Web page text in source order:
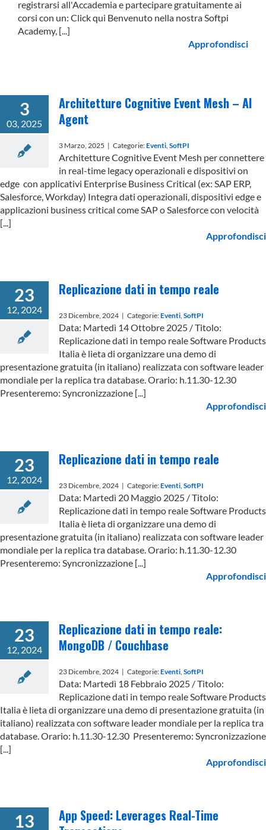
registrarsi all'Accademia e partecipare gratuitamente ai
corsi con un: Click qui Benvenuto nella nostra Softpi
Academy, [...]
Approfondisci
3
03, 2025
Architetture Cognitive Event Mesh – AI
Agent
3 Marzo, 2025 | Categorie:Eventi, SoftPI
Architetture Cognitive Event Mesh per connettere
in real-time legacy operazionali e dispositivi on
edge con applicativi Enterprise Business Critical (ex: SAP ERP,
Salesforce, Workday) Integra dati operazionali, dispositivi edge e
applicazioni business critical come SAP o Salesforce con velocità
[...]
Approfondisci
23
12, 2024
Replicazione dati in tempo reale
23 Dicembre, 2024 | Categorie:Eventi, SoftPI
Data: Martedì 14 Ottobre 2025 / Titolo:
Replicazione dati in tempo reale Software Products
Italia è lieta di organizzare una demo di
presentazione gratuita (in italiano) realizzata con software leader
mondiale per la replica tra database. Orario: h.11.30-12.30
Presenteremo: Syncronizzazione [...]
Approfondisci
23
12, 2024
Replicazione dati in tempo reale
23 Dicembre, 2024 | Categorie:Eventi, SoftPI
Data: Martedì 20 Maggio 2025 / Titolo:
Replicazione dati in tempo reale Software Products
Italia è lieta di organizzare una demo di
presentazione gratuita (in italiano) realizzata con software leader
mondiale per la replica tra database. Orario: h.11.30-12.30
Presenteremo: Syncronizzazione [...]
Approfondisci
23
12, 2024
Replicazione dati in tempo reale:
MongoDB / Couchbase
23 Dicembre, 2024 | Categorie:Eventi, SoftPI
Data: Martedì 18 Febbraio 2025 / Titolo:
Replicazione dati in tempo reale Software Products
Italia è lieta di organizzare una demo di presentazione gratuita (in
italiano) realizzata con software leader mondiale per la replica tra
database. Orario: h.11.30-12.30 Presenteremo: Syncronizzazione
[...]
Approfondisci
13
App Speed: Leverages Real-Time